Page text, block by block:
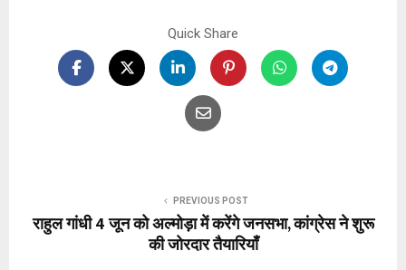
Quick Share
PREVIOUS POST
राहुल गांधी 4 जून को अल्मोड़ा में करेंगे जनसभा, कांग्रेस ने शुरू
की जोरदार तैयारियाँ